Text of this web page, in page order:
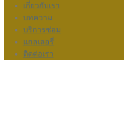
เกี่ยวกับเรา
บทความ
บริการซ่อม
แกลเลอรี่
ติดต่อเรา